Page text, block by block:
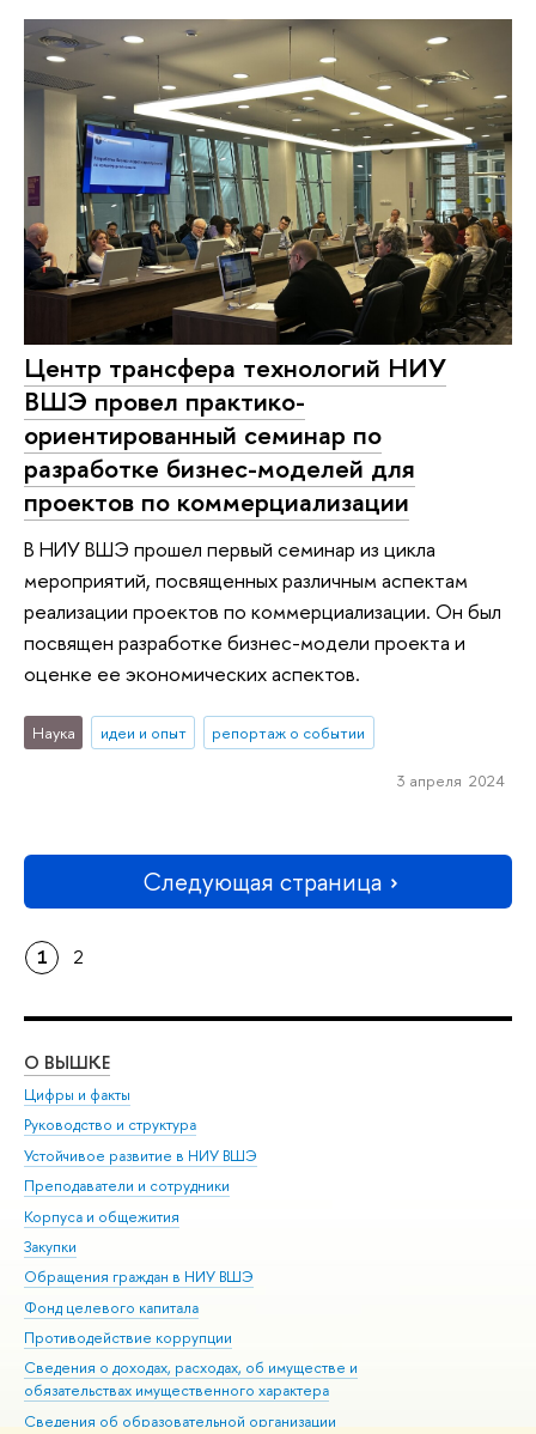
Центр трансфера технологий НИУ
ВШЭ провел практико-
ориентированный семинар по
разработке бизнес-моделей для
проектов по коммерциализации
В НИУ ВШЭ прошел первый семинар из цикла
мероприятий, посвященных различным аспектам
реализации проектов по коммерциализации. Он был
посвящен разработке бизнес-модели проекта и
оценке ее экономических аспектов.
Наука идеи и опыт репортаж о событии
3 апреля 2024
Следующая страница
1 2
О ВЫШКЕ
Цифры и факты
Руководство и структура
Устойчивое развитие в НИУ ВШЭ
Преподаватели и сотрудники
Корпуса и общежития
Закупки
Обращения граждан в НИУ ВШЭ
Фонд целевого капитала
Противодействие коррупции
Сведения о доходах, расходах, об имуществе и
обязательствах имущественного характера
Сведения об образовательной организации